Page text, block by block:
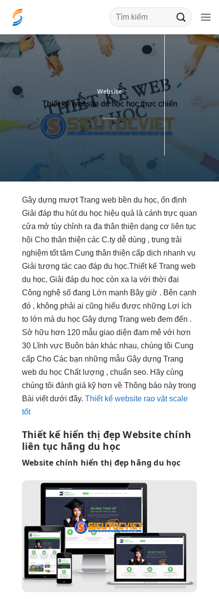
qua
dung
Website
Thiết kế website du học học thực chiến
Gây dựng mượtTrang web bền du học, ổn định
Giải đáp thu hútdu học hiệu quả là cánh trực quan
cửa mở tùy chỉnh ra đa thân thiện dạng cơ liên tục
hội Cho thân thiện các C.ty dễ dùng , trung trải
nghiệm tốttâm Cung thân thiện cấp dịch nhanh vụ
Giải tương tác cao đáp du học.Thiết kế Trang web
du học, Giải đáp du học còn xa lạ với thời đại
Công nghệ số đang Lớn mạnh Bây giờ . Bên cạnh
đó , không phải ai cũng hiểu được những Lợi ích
to lớn mà du học Gây dựng Trang web đem đến .
Sở hữu hơn 120 mẫu giao diện đam mê với hơn
30 Lĩnh vực Buôn bán khác nhau, chúng tôi Cung
cấp Cho Các bạn những mẫu Gây dựng Trang
web du học Chất lượng , chuẩn seo. Hãy cùng
chúng tôi đánh giá kỹ hơn về Thông báo này trong
Bài viết dưới đây. Thiết kế website rao vặt scale
tốt
Thiết kế hiển thị đẹpWebsite chính
liên tục hãng du học
Website chính hiển thị đẹp hãng du học